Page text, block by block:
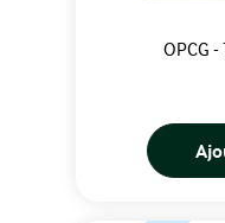
OPCG -